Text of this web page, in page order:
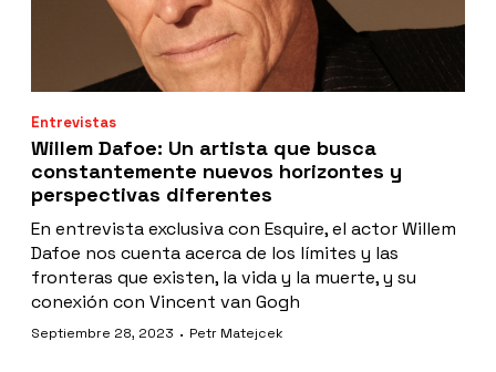
Entrevistas
Willem Dafoe: Un artista que busca
constantemente nuevos horizontes y
perspectivas diferentes
En entrevista exclusiva con Esquire, el actor Willem
Dafoe nos cuenta acerca de los límites y las
fronteras que existen, la vida y la muerte, y su
conexión con Vincent van Gogh
Septiembre 28, 2023 · Petr Matejcek